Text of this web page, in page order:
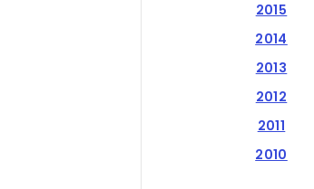
2010
2011
2012
2013
2014
2015